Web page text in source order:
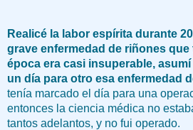
Realicé la labor espírita durante
grave enfermedad de riñones que
época era casi insuperable,
un día para otro esa enfermedad
tenía marcado el día para una
entonces la ciencia médica no
tantos adelantos, y no fui operado.